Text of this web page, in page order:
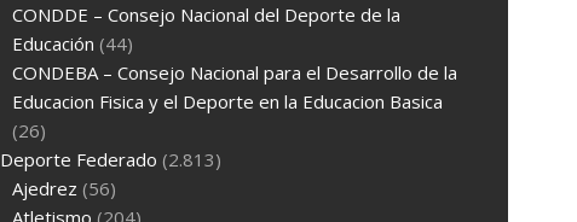
CONDDE – Consejo Nacional del Deporte de la
Educación (44)
CONDEBA – Consejo Nacional para el Desarrollo de la
Educacion Fisica y el Deporte en la Educacion Basica
(26)
Deporte Federado (2.813)
Ajedrez (56)